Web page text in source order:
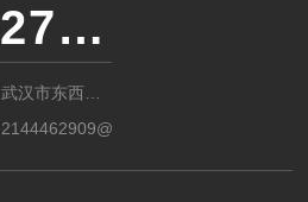
027-86536268
武汉市东西湖
区环湖中路源
2144462909@qq.com